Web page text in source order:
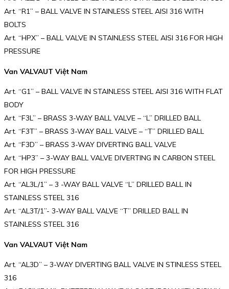
Art. “R1” – BALL VALVE IN STAINLESS STEEL AISI 316 WITH
BOLTS
Art. “HPX” – BALL VALVE IN STAINLESS STEEL AISI 316 FOR HIGH
PRESSURE
Van VALVAUT Việt Nam
Art. “G1” – BALL VALVE IN STAINLESS STEEL AISI 316 WITH FLAT
BODY
Art. “F3L” – BRASS 3-WAY BALL VALVE – “L” DRILLED BALL
Art. “F3T” – BRASS 3-WAY BALL VALVE – “T” DRILLED BALL
Art. “F3D” – BRASS 3-WAY DIVERTING BALL VALVE
Art. “HP3” – 3-WAY BALL VALVE DIVERTING IN CARBON STEEL
FOR HIGH PRESSURE
Art. “AL3L/1” – 3 -WAY BALL VALVE “L” DRILLED BALL IN
STAINLESS STEEL 316
Art. “AL3T/1”- 3-WAY BALL VALVE “T” DRILLED BALL IN
STAINLESS STEEL 316
Van VALVAUT Việt Nam
Art. “AL3D” – 3-WAY DIVERTING BALL VALVE IN STINLESS STEEL
316